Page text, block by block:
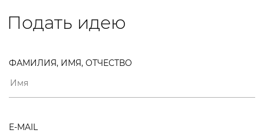
Подать идею
ФАМИЛИЯ, ИМЯ, ОТЧЕСТВО
E-MAIL